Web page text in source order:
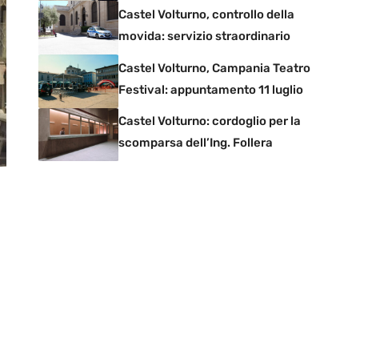
Castel Volturno, controllo della
movida: servizio straordinario
Castel Volturno, Campania Teatro
Festival: appuntamento 11 luglio
Castel Volturno: cordoglio per la
scomparsa dell’Ing. Follera